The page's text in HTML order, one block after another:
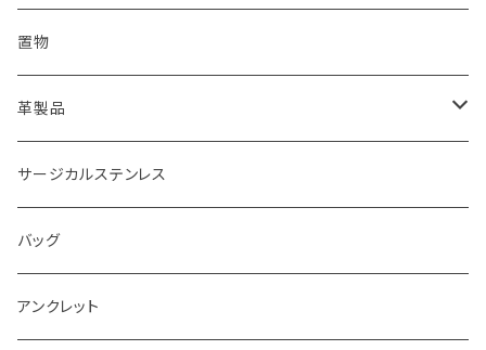
オイル
ピアス
置物
革製品
ピアス
キーホルダー
サージカルステンレス
バッグ
アンクレット